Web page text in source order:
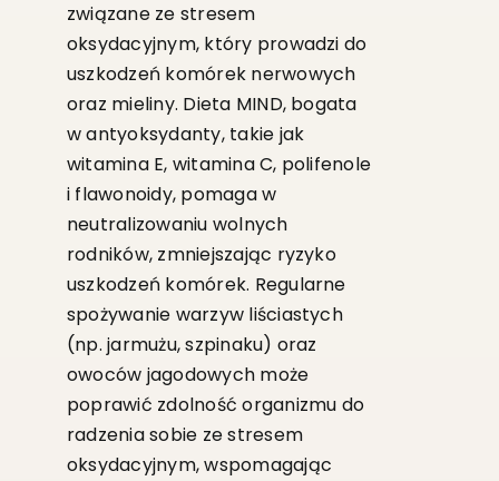
związane ze stresem
oksydacyjnym, który prowadzi do
uszkodzeń komórek nerwowych
oraz mieliny. Dieta MIND, bogata
w antyoksydanty, takie jak
witamina E, witamina C, polifenole
i flawonoidy, pomaga w
neutralizowaniu wolnych
rodników, zmniejszając ryzyko
uszkodzeń komórek. Regularne
spożywanie warzyw liściastych
(np. jarmużu, szpinaku) oraz
owoców jagodowych może
poprawić zdolność organizmu do
radzenia sobie ze stresem
oksydacyjnym, wspomagając